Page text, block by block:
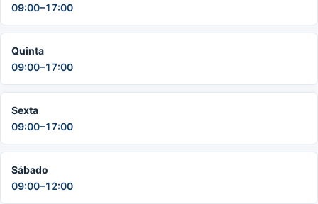
09:00–17:00
Quinta
09:00–17:00
Sexta
09:00–17:00
Sábado
09:00–12:00